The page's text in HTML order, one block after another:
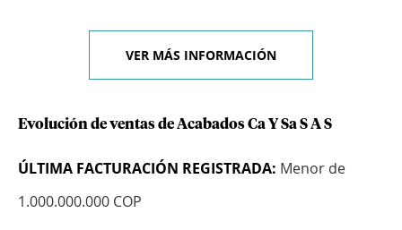
VER MÁS INFORMACIÓN
Evolución de ventas de Acabados Ca Y Sa S A S
ÚLTIMA FACTURACIÓN REGISTRADA: Menor de
1.000.000.000 COP